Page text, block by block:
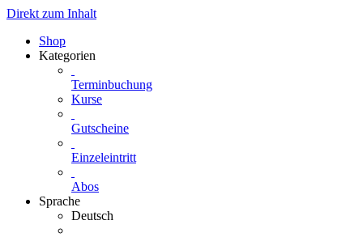
Direkt zum Inhalt
Shop
Kategorien
Terminbuchung
Kurse
Gutscheine
Einzeleintritt
Abos
Sprache
Deutsch